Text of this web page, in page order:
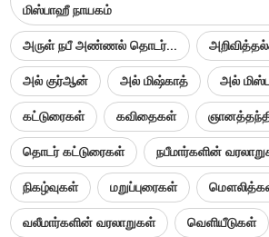
மிஸ்பாஹீ நாயகம்
அருள் நபீ அண்ணல் தொடர்...
அல் குர்ஆன் அல் மிஷ்காத் அல்
கட்டுரைகள் கவிதைகள்
தொடர் கட்டுரைகள் நபீமார்களின்
நிகழ்வுகள் மறுப்புரைகள்
வலீமார்களின் வரலாறுகள் வெளியீடுகள்